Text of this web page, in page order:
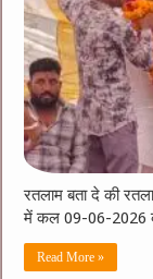
रतलाम बता दे की
में कल 09-06-2026
Read More »